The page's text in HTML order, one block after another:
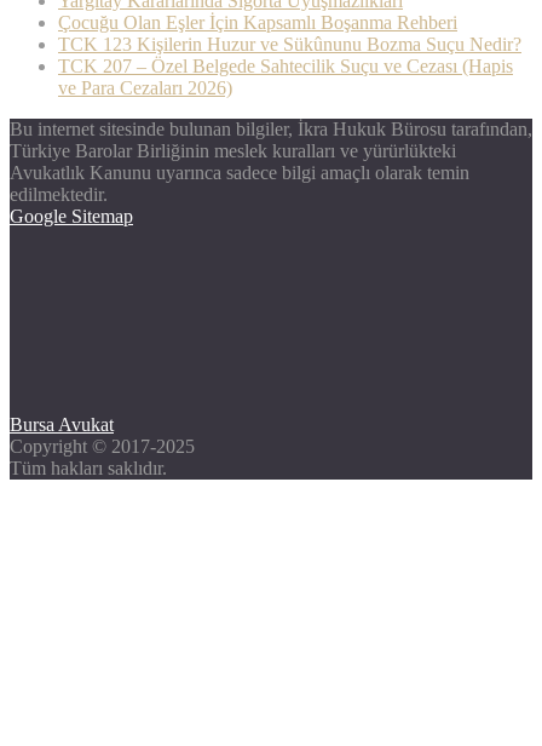
Çocuğu Olan Eşler İçin Kapsamlı Boşanma Rehberi
TCK 123 Kişilerin Huzur ve Sükûnunu Bozma Suçu Nedir?
TCK 207 – Özel Belgede Sahtecilik Suçu ve Cezası (Hapis
ve Para Cezaları 2026)
Bu internet sitesinde bulunan bilgiler, İkra Hukuk Bürosu tarafından,
Türkiye Barolar Birliğinin meslek kuralları ve yürürlükteki
Avukatlık Kanunu uyarınca sadece bilgi amaçlı olarak temin
edilmektedir.
Google Sitemap
Bursa Avukat
Copyright © 2017-2025
Tüm hakları saklıdır.